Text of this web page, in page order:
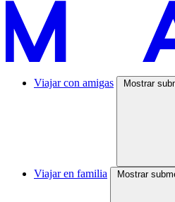
Viajar con amigas Mostrar
Viajar en familia Mostrar